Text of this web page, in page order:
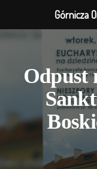
Odpust
Górnicza